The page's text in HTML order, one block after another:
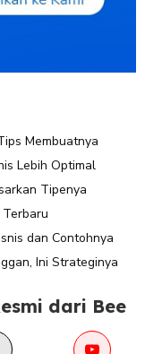
Membuatnya
Lebih Optimal
Tipenya
dan Contohnya
Ini Strateginya
dari Bee